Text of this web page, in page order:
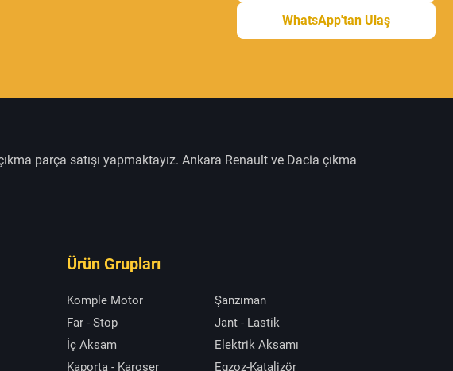
WhatsApp'tan Ulaş
parça satışı yapmaktayız. Ankara Renault ve Dacia çıkma
Ürün Grupları
Komple Motor
Şanzıman
Far - Stop
Jant - Lastik
İç Aksam
Elektrik Aksamı
Kaporta - Karoser
Egzoz-Katalizör